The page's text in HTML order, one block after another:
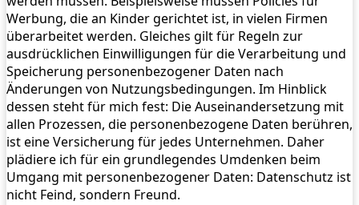
Werbung, die an Kinder gerichtet ist, in vielen Firmen
überarbeitet werden. Gleiches gilt für Regeln zur
ausdrücklichen Einwilligungen für die Verarbeitung und
Speicherung personenbezogener Daten nach
Änderungen von Nutzungsbedingungen. Im Hinblick
dessen steht für mich fest: Die Auseinandersetzung mit
allen Prozessen, die personenbezogene Daten berühren,
ist eine Versicherung für jedes Unternehmen. Daher
plädiere ich für ein grundlegendes Umdenken beim
Umgang mit personenbezogener Daten: Datenschutz ist
nicht Feind, sondern Freund.